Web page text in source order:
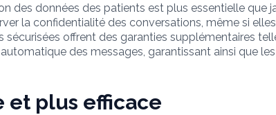
des données des patients est plus essentielle que
la confidentialité des conversations, même si
offrent des garanties supplémentaires
des messages, garantissant ainsi que
et plus efficace